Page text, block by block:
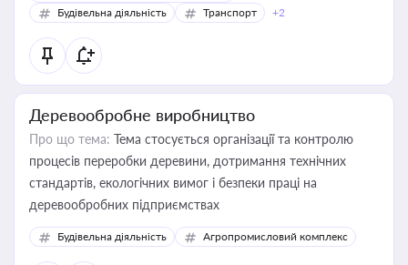
Будівельна діяльність
Транспорт +2
Деревообробне виробництво
Про що тема: Тема стосується організації та контролю
процесів переробки деревини, дотримання технічних
стандартів, екологічних вимог і безпеки праці на
деревообробних підприємствах
Будівельна діяльність Агропромисловий комплекс